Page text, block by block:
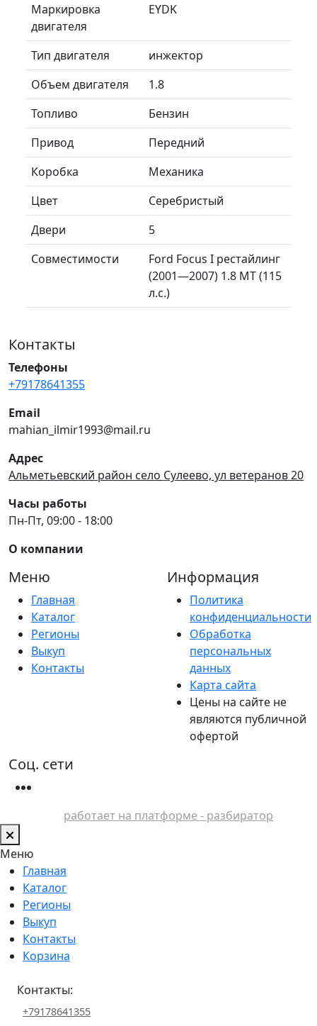
Маркировка
двигателя
EYDK
Тип двигателя
инжектор
Объем двигателя
1.8
Топливо
Бензин
Привод
Передний
Коробка
Механика
Цвет
Серебристый
Двери
5
Совместимости
Ford Focus I рестайлинг
(2001—2007) 1.8 MT (115
л.с.)
Контакты
Телефоны
+79178641355
Email
mahian_ilmir1993@mail.ru
Адрес
Альметьевский район село Сулеево, ул ветеранов 20
Часы работы
Пн-Пт, 09:00 - 18:00
О компании
Меню
Главная
Каталог
Регионы
Выкуп
Контакты
Информация
Политика
конфиденциальности
Обработка
персональных
данных
Карта сайта
Цены на сайте не
являются публичной
офертой
Соц. сети
работает на платформе - разбиратор
Меню
Главная
Каталог
Регионы
Выкуп
Контакты
Корзина
Контакты:
+79178641355